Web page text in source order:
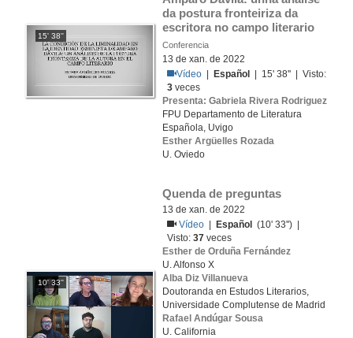
15' 38''
da postura fronteiriza da
escritora no campo literario
Conferencia
13 de xan. de 2022
Vídeo
Español
| 15' 38'' | Visto:
3 veces
Presenta: Gabriela Rivera Rodriguez
FPU Departamento de Literatura
Española, Uvigo
Esther Argüelles Rozada
U. Oviedo
10' 33''
Quenda de preguntas
13 de xan. de 2022
Vídeo
Español
(10' 33'') |
Visto:37 veces
Esther de Orduña Fernández
U. Alfonso X
Alba Diz Villanueva
Doutoranda en Estudos Literarios,
Universidade Complutense de Madrid
Rafael Andúgar Sousa
U. California